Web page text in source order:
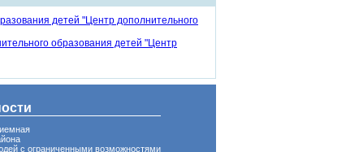
детей "Центр дополнительного
образования детей "Центр
с ограниченными возможностями